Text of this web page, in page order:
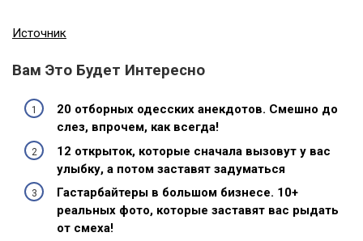
Источник
Вам Это Будет Интересно
20 отборных одесских анекдотов. Смешно до
слез, впрочем, как всегда!
12 открыток, которые сначала вызовут у вас
улыбку, а потом заставят задуматься
Гастарбайтеры в большом бизнесе. 10+
реальных фото, которые заставят вас рыдать
от смеха!